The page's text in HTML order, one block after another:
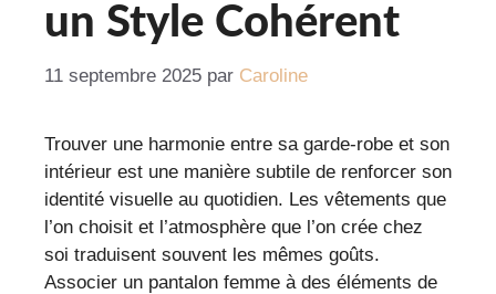
un Style Cohérent
11 septembre 2025 par Caroline
Trouver une harmonie entre sa garde-robe et son
intérieur est une manière subtile de renforcer son
identité visuelle au quotidien. Les vêtements que
l’on choisit et l’atmosphère que l’on crée chez
soi traduisent souvent les mêmes goûts.
Associer un pantalon femme à des éléments de